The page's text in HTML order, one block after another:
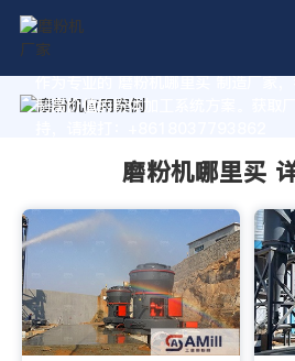
作为专业的 磨粉机哪里买 制造厂家
制高价值的粉体加工系统方案。获取
磨粉机哪里买